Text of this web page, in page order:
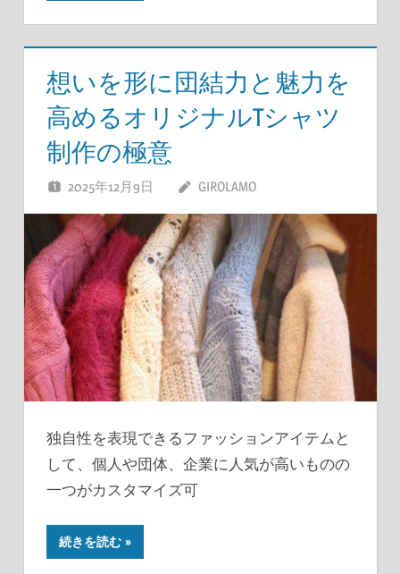
想いを形に団結力と魅力を
高めるオリジナルTシャツ
制作の極意
2025年12月9日 GIROLAMO
独自性を表現できるファッションアイテムと
して、個人や団体、企業に人気が高いものの
一つがカスタマイズ可
続きを読む